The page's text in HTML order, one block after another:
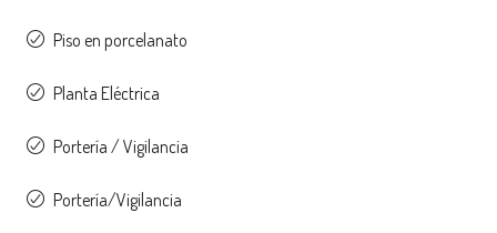
Piso en porcelanato
Planta Eléctrica
Portería / Vigilancia
Portería/Vigilancia